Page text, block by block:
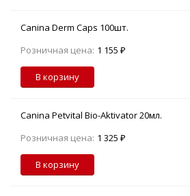
Canina Dеrm Caps 100шт.
Розничная цена: 1 155 ₽
В корзину
Canina Petvital Bio-Aktivator 20мл.
Розничная цена: 1 325 ₽
В корзину